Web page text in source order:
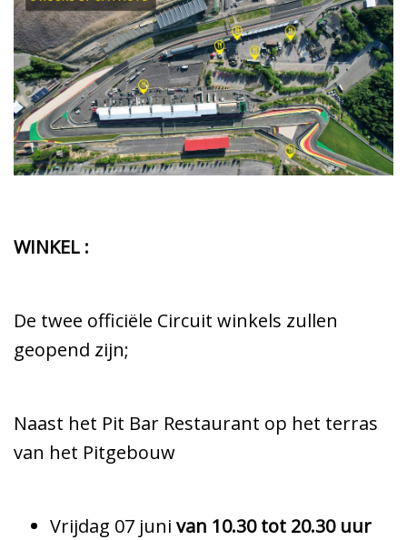
WINKEL :
De twee officiële Circuit winkels zullen
geopend zijn;
Naast het Pit Bar Restaurant op het terras
van het Pitgebouw
Vrijdag 07 juni van 10.30 tot 20.30 uur